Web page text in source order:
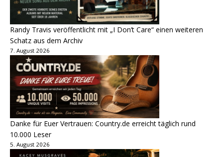
Randy Travis veröffentlicht mit „I Don’t Care“ einen weiteren
Schatz aus dem Archiv
7. August 2026
Danke für Euer Vertrauen: Country.de erreicht täglich rund
10.000 Leser
5. August 2026